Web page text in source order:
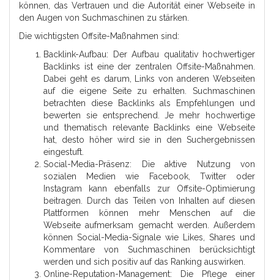
können, das Vertrauen und die Autorität einer Webseite in
den Augen von Suchmaschinen zu stärken.
Die wichtigsten Offsite-Maßnahmen sind:
Backlink-Aufbau: Der Aufbau qualitativ hochwertiger
Backlinks ist eine der zentralen Offsite-Maßnahmen.
Dabei geht es darum, Links von anderen Webseiten
auf die eigene Seite zu erhalten. Suchmaschinen
betrachten diese Backlinks als Empfehlungen und
bewerten sie entsprechend. Je mehr hochwertige
und thematisch relevante Backlinks eine Webseite
hat, desto höher wird sie in den Suchergebnissen
eingestuft.
Social-Media-Präsenz: Die aktive Nutzung von
sozialen Medien wie Facebook, Twitter oder
Instagram kann ebenfalls zur Offsite-Optimierung
beitragen. Durch das Teilen von Inhalten auf diesen
Plattformen können mehr Menschen auf die
Webseite aufmerksam gemacht werden. Außerdem
können Social-Media-Signale wie Likes, Shares und
Kommentare von Suchmaschinen berücksichtigt
werden und sich positiv auf das Ranking auswirken.
Online-Reputation-Management: Die Pflege einer